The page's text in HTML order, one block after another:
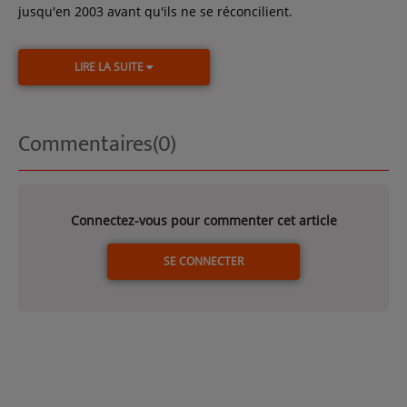
jusqu'en 2003 avant qu'ils ne se réconcilient.
LIRE LA SUITE
Commentaires(0)
Connectez-vous pour commenter cet article
SE CONNECTER